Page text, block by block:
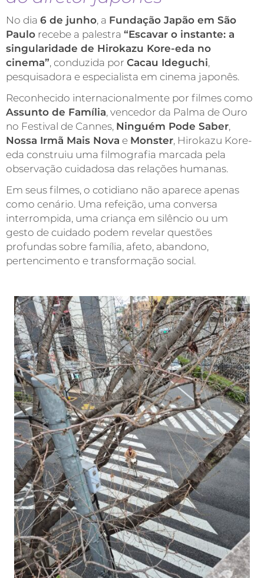
No dia 6 de junho, a Fundação Japão em São
Paulo recebe a palestra “Escavar o instante: a
singularidade de Hirokazu Kore-eda no
cinema”, conduzida por Cacau Ideguchi,
pesquisadora e especialista em cinema japonês.
Reconhecido internacionalmente por filmes como
Assunto de Família, vencedor da Palma de Ouro
no Festival de Cannes, Ninguém Pode Saber,
Nossa Irmã Mais Nova e Monster, Hirokazu Kore-
eda construiu uma filmografia marcada pela
observação cuidadosa das relações humanas.
Em seus filmes, o cotidiano não aparece apenas
como cenário. Uma refeição, uma conversa
interrompida, uma criança em silêncio ou um
gesto de cuidado podem revelar questões
profundas sobre família, afeto, abandono,
pertencimento e transformação social.